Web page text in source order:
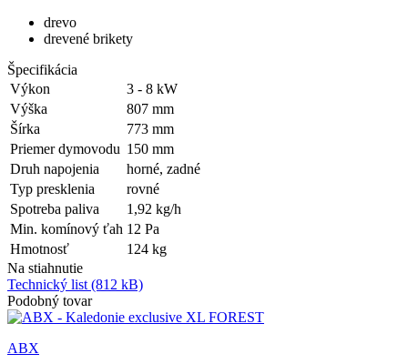
drevo
drevené brikety
Špecifikácia
Výkon
3 - 8 kW
Výška
807 mm
Šírka
773 mm
Priemer dymovodu 150 mm
Druh napojenia
horné, zadné
Typ presklenia
rovné
Spotreba paliva
1,92 kg/h
Min. komínový ťah 12 Pa
Hmotnosť
124 kg
Na stiahnutie
Technický list (812 kB)
Podobný tovar
ABX